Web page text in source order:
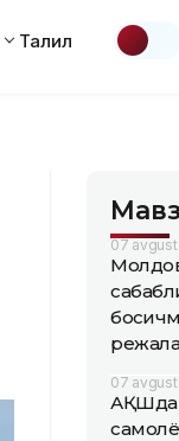
Таҳлил
07
07 avgust
АҚШда